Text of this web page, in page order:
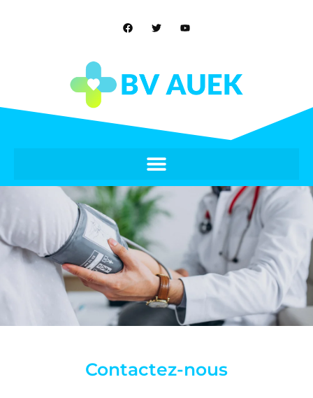
Contactez-nous